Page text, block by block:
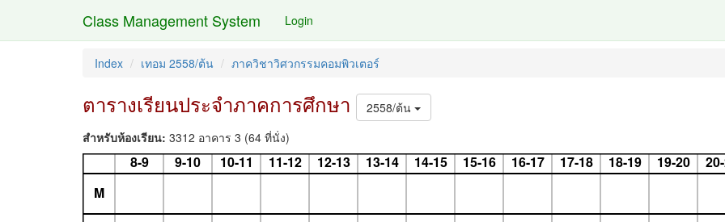
Class Management System Login
Index เทอม 2558/ต้น ภาควิชาวิศวกรรมคอมพิวเตอร์
ตารางเรียนประจำภาคการศึกษา
2558/ต้น
สำหรับห้องเรียน: 3312 อาคาร 3 (64 ที่นั่ง)
8-9 9-10 10-11 11-12 12-13 13-14 14-15 15-16 16-17 17-18 18-19 19-20
M